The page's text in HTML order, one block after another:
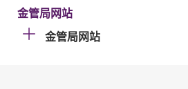
金管局网站
金管局网站